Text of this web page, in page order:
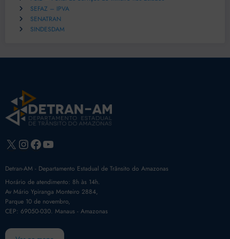
SEFAZ – IPVA
SENATRAN
SINDESDAM
X Instagram
Facebook
Youtube
Detran-AM - Departamento Estadual de Trânsito do Amazonas
Horário de atendimento: 8h às 14h.
Av Mário Ypiranga Monteiro 2884,
Parque 10 de novembro,
CEP: 69050-030. Manaus - Amazonas